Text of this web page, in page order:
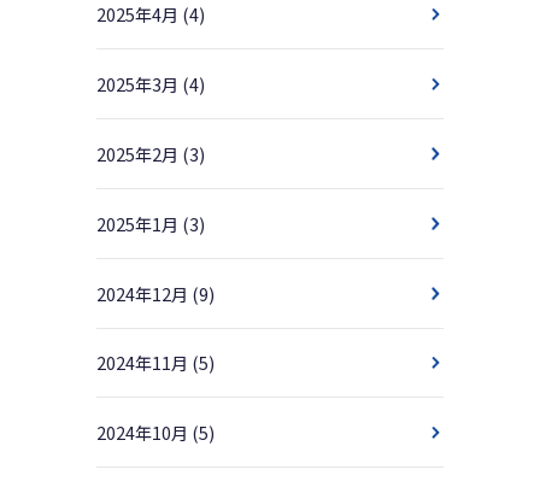
2025年4月 (4)
2025年3月 (4)
2025年2月 (3)
2025年1月 (3)
2024年12月 (9)
2024年11月 (5)
2024年10月 (5)